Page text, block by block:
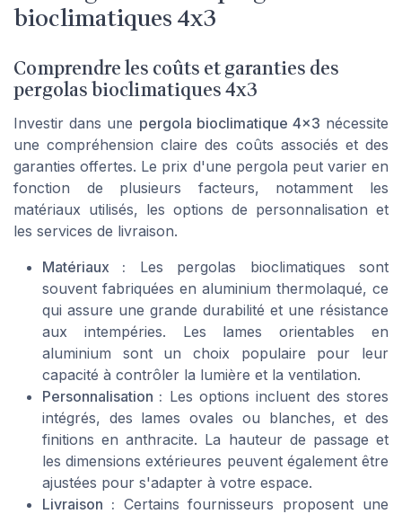
bioclimatiques 4x3
Comprendre les coûts et garanties des
pergolas bioclimatiques 4x3
Investir dans une pergola bioclimatique 4x3 nécessite
une compréhension claire des coûts associés et des
garanties offertes. Le prix d'une pergola peut varier en
fonction de plusieurs facteurs, notamment les
matériaux utilisés, les options de personnalisation et
les services de livraison.
Matériaux : Les pergolas bioclimatiques sont
souvent fabriquées en aluminium thermolaqué, ce
qui assure une grande durabilité et une résistance
aux intempéries. Les lames orientables en
aluminium sont un choix populaire pour leur
capacité à contrôler la lumière et la ventilation.
Personnalisation : Les options incluent desstores
intégrés, des lames ovales ou blanches, et des
finitions enanthracite. La hauteur de passage et
lesdimensions extérieures peuvent également être
ajustées pour s'adapter à votre espace.
Livraison : Certains fournisseurs proposent une